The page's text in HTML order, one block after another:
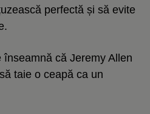
perfectă și să evite
că Jeremy Allen
taie o ceapă ca un